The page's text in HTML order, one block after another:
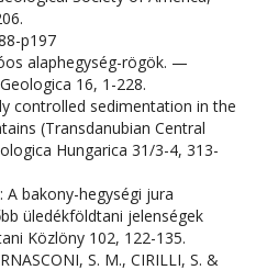
p197
alaphegység-rögök. —
16, 1-228.
controlled sedimentation in the
(Transdanubian Central
Hungarica 31/3-4, 313-
A bakony-hegységi jura
üledékföldtani jelenségek
Közlöny 102, 122-135.
S. M., CIRILLI, S. &